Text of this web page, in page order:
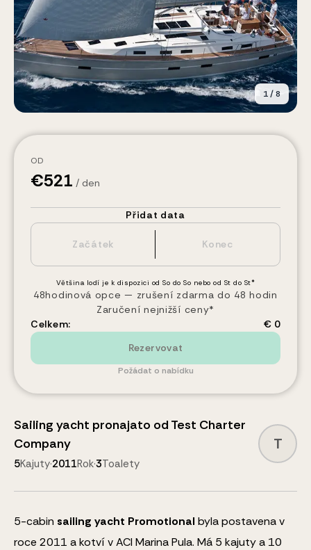
1/8
OD
€521 / den
Přidat data
Většina lodí je k dispozici od So do So nebo od St do St*
48hodinová opce — zrušení zdarma do 48 hodin
Zaručení nejnižší ceny*
Celkem:
€ 0
Rezervovat
Požádat o nabídku
Sailing yacht pronajato od Test Charter
Company
5Kajuty·2011Rok·3Toalety
T
5-cabin sailing yacht Promotional byla postavena v
roce 2011 a kotví v ACI Marina Pula. Má 5 kajuty a 10